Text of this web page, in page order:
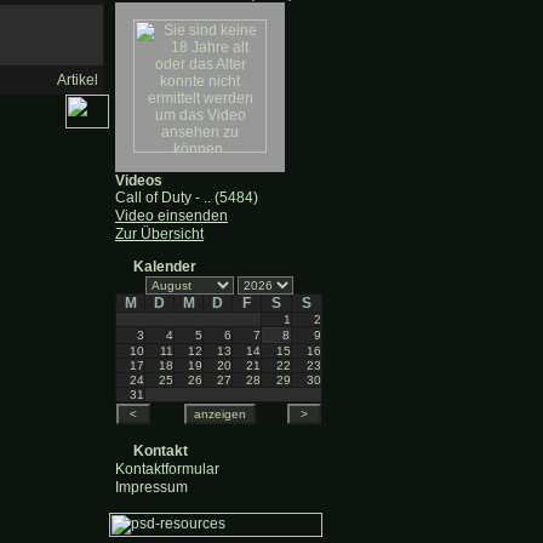
Artikel
Videos
Call of Duty - .. (5484)
Video einsenden
Zur Übersicht
Kalender
M D M D F S S
1
2
3
4 5 6 7 8
9
10
11 12 13 14 15
16
17
18 19 20 21 22
23
24
25 26 27 28 29
30
31
Kontakt
Kontaktformular
Impressum